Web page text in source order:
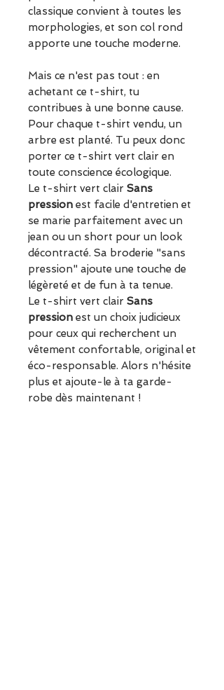
classique convient à toutes les
morphologies, et son col rond
apporte une touche moderne.
Mais ce n'est pas tout : en
achetant ce t-shirt, tu
contribues à une bonne cause.
Pour chaque t-shirt vendu, un
arbre est planté. Tu peux donc
porter ce t-shirt vert clair en
toute conscience écologique.
Le t-shirt vert clair Sans
pression est facile d'entretien et
se marie parfaitement avec un
jean ou un short pour un look
décontracté. Sa broderie "sans
pression" ajoute une touche de
légèreté et de fun à ta tenue.
Le t-shirt vert clair Sans
pression est un choix judicieux
pour ceux qui recherchent un
vêtement confortable, original et
éco-responsable. Alors n'hésite
plus et ajoute-le à ta garde-
robe dès maintenant !